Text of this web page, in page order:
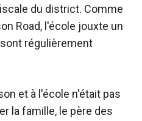
du district. Comme
Road, l'école jouxte un
régulièrement
et à l'école n'était pas
la famille, le père des